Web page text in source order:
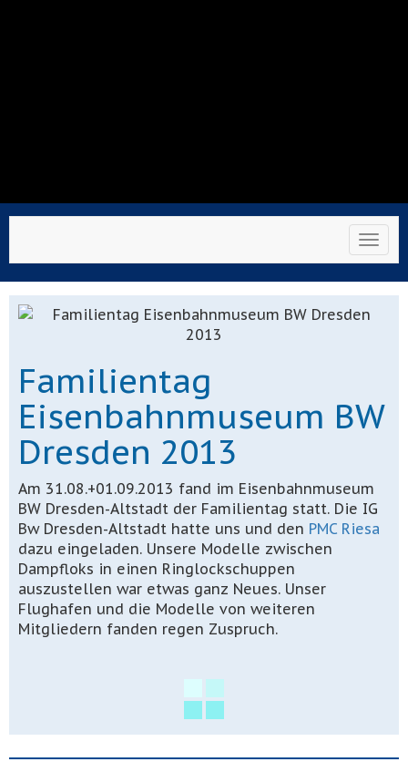
Familientag
Eisenbahnmuseum BW
Dresden 2013
Am 31.08.+01.09.2013 fand im Eisenbahnmuseum
BW Dresden-Altstadt der Familientag statt. Die IG
Bw Dresden-Altstadt hatte uns und den PMC Riesa
dazu eingeladen. Unsere Modelle zwischen
Dampfloks in einen Ringlockschuppen
auszustellen war etwas ganz Neues. Unser
Flughafen und die Modelle von weiteren
Mitgliedern fanden regen Zuspruch.